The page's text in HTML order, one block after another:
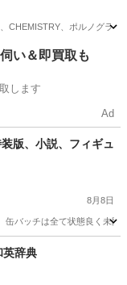
CHEMISTRY、ポルノグラ
い＆即買取も
します
Ad
版、小説、フィギュ
8月8日
缶バッチは全て状態良く未
アニメ
・和英辞典